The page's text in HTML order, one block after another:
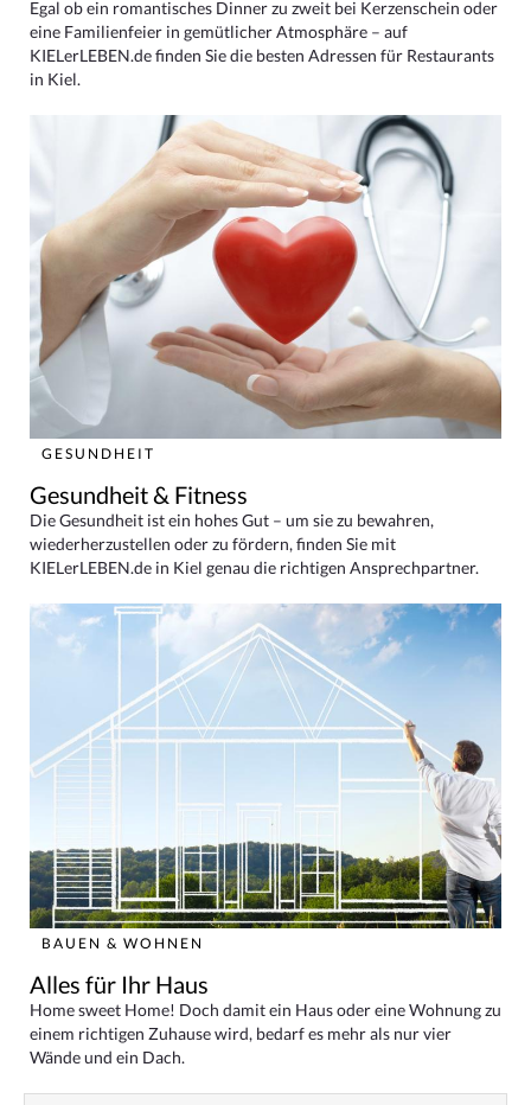
Egal ob ein romantisches Dinner zu zweit bei Kerzenschein oder
eine Familienfeier in gemütlicher Atmosphäre – auf
KIELerLEBEN.de finden Sie die besten Adressen für Restaurants
in Kiel.
GESUNDHEIT
Gesundheit & Fitness
Die Gesundheit ist ein hohes Gut – um sie zu bewahren,
wiederherzustellen oder zu fördern, finden Sie mit
KIELerLEBEN.de in Kiel genau die richtigen Ansprechpartner.
BAUEN & WOHNEN
Alles für Ihr Haus
Home sweet Home! Doch damit ein Haus oder eine Wohnung zu
einem richtigen Zuhause wird, bedarf es mehr als nur vier
Wände und ein Dach.